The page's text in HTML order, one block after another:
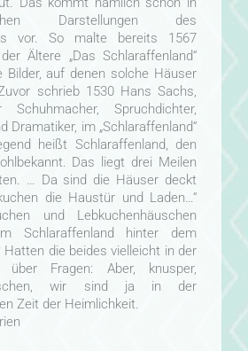
Darstellungen des
vor. So malte bereits 1567
Ältere „Das Schlaraffenland“
Bilder, auf denen solche Häuser
schrieb 1530 Hans Sachs,
Schuhmacher, Spruchdichter,
Dramatiker, im „Schlaraffenland“
heißt Schlaraffenland, den
Das liegt drei Meilen
… Da sind die Häuser deckt
die Haustür und Laden…“
und Lebkuchenhäuschen
Schlaraffenland hinter dem
Hatten die beides vielleicht in der
über Fragen: Aber, knusper,
wir sind ja in der
Zeit der Heimlichkeit.